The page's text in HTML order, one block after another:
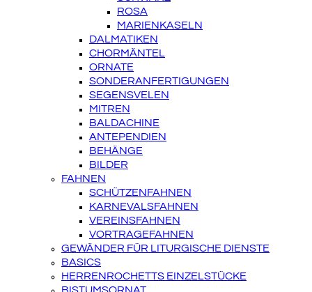
ROSA
MARIENKASELN
DALMATIKEN
CHORMÄNTEL
ORNATE
SONDERANFERTIGUNGEN
SEGENSVELEN
MITREN
BALDACHINE
ANTEPENDIEN
BEHÄNGE
BILDER
FAHNEN
SCHÜTZENFAHNEN
KARNEVALSFAHNEN
VEREINSFAHNEN
VORTRAGEFAHNEN
GEWÄNDER FÜR LITURGISCHE DIENSTE
BASICS
HERRENROCHETTS EINZELSTÜCKE